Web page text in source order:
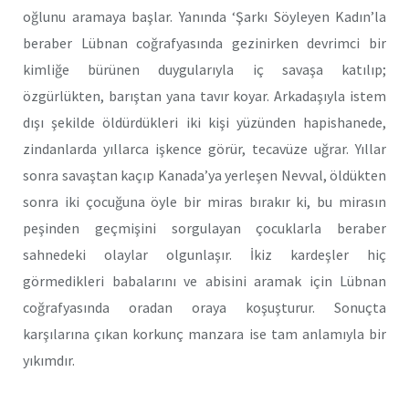
oğlunu aramaya başlar. Yanında ‘Şarkı Söyleyen Kadın’la
beraber Lübnan coğrafyasında gezinirken devrimci bir
kimliğe bürünen duygularıyla iç savaşa katılıp;
özgürlükten, barıştan yana tavır koyar. Arkadaşıyla istem
dışı şekilde öldürdükleri iki kişi yüzünden hapishanede,
zindanlarda yıllarca işkence görür, tecavüze uğrar. Yıllar
sonra savaştan kaçıp Kanada’ya yerleşen Nevval, öldükten
sonra iki çocuğuna öyle bir miras bırakır ki, bu mirasın
peşinden geçmişini sorgulayan çocuklarla beraber
sahnedeki olaylar olgunlaşır. İkiz kardeşler hiç
görmedikleri babalarını ve abisini aramak için Lübnan
coğrafyasında oradan oraya koşuşturur. Sonuçta
karşılarına çıkan korkunç manzara ise tam anlamıyla bir
yıkımdır.